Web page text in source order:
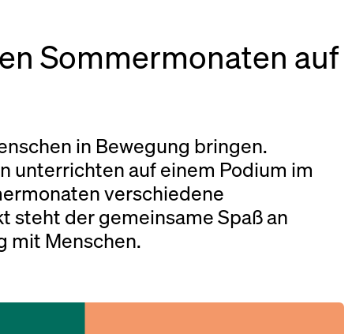
Sommermonaten auf
in Bewegung bringen.
unterrichten auf einem Podium im
verschiedene
steht der gemeinsame Spaß an
mit Menschen.